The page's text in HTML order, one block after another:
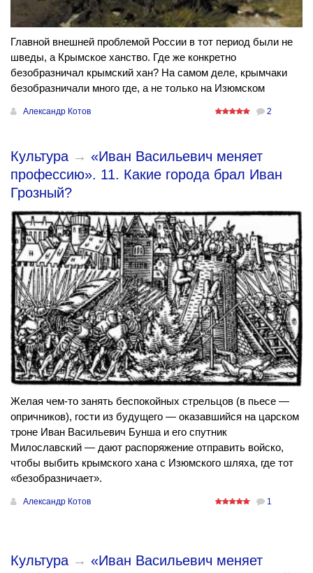
Главной внешней проблемой России в тот период были не
шведы, а Крымское ханство. Где же конкретно
безобразничал крымский хан? На самом деле, крымчаки
безобразничали много где, а не только на Изюмском
Александр Котов 2
Культура → «Иван Васильевич меняет
профессию». 11. Какие города брал Иван
Грозный?
Желая чем-то занять беспокойных стрельцов (в пьесе —
опричников), гости из будущего — оказавшийся на царском
троне Иван Васильевич Бунша и его спутник
Милославский — дают распоряжение отправить войско,
чтобы выбить крымского хана с Изюмского шляха, где тот
«безобразничает».
Александр Котов 1
Культура → «Иван Васильевич меняет